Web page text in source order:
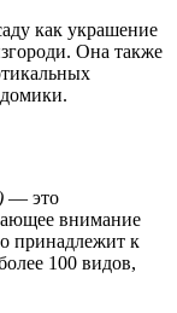
как украшение
Она также
— это
внимание
принадлежит к
100 видов,